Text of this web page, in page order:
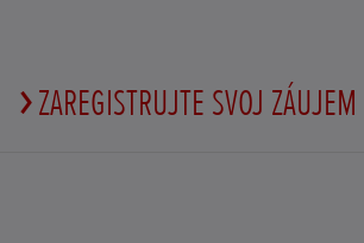
ZAREGISTRUJTE SVOJ ZÁUJEM